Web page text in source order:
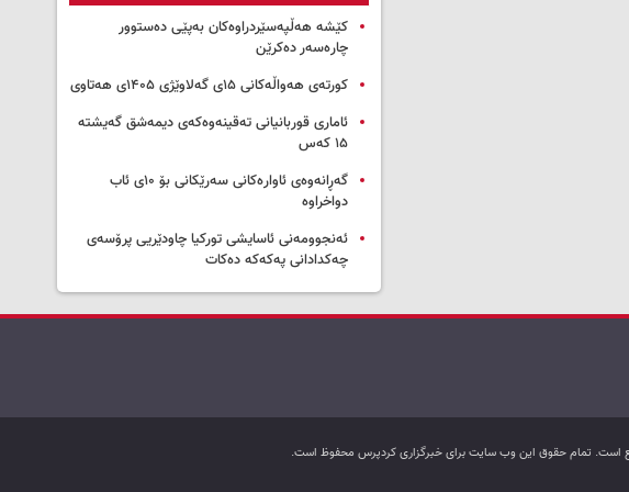
کێشە هەڵپەسێردراوەکان بەپێی دەستوور
چارەسەر دەکرێن
کورتەی هەواڵەکانی ۱۵ی گەلاوێژی ۱۴۰۵ی هەتاوی
ئاماری قوربانیانی تەقینەوەکەی دیمەشق گەیشتە
۱۵ کەس
گەڕانەوەی ئاوارەکانی سەرێکانی بۆ ۱۰ی ئاب
دواخراوە
ئەنجوومەنی ئاسایشی تورکیا چاودێریی پرۆسەی
چەکدادانی پەکەکە دەکات
است. تمام حقوق این وب سایت برای خبرگزاری کردپرس محفوظ است.